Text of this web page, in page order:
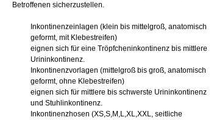
Betroffenen sicherzustellen.
Inkontinenzeinlagen (klein bis mittelgroß, anatomisch
geformt, mit Klebestreifen)
eignen sich für eine Tröpfcheninkontinenz bis mittlere
Urininkontinenz.
Inkontinenzvorlagen (mittelgroß bis groß, anatomisch
geformt, ohne Klebestreifen)
eignen sich für mittlere bis schwerste Urininkontinenz
und Stuhlinkontinenz.
Inkontinenzhosen (XS,S,M,L,XL,XXL, seitliche